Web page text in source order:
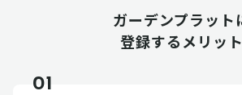
ガーデンプラット
登録するメリット
01